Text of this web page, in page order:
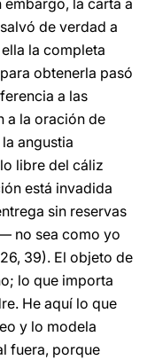
embargo, la carta a
de verdad a
la completa
obtenerla pasó
a las
a la oración de
angustia
libre del cáliz
está invadida
sin reservas
no sea como yo
39). El objeto de
lo que importa
He aquí lo que
y lo modela
fuera, porque